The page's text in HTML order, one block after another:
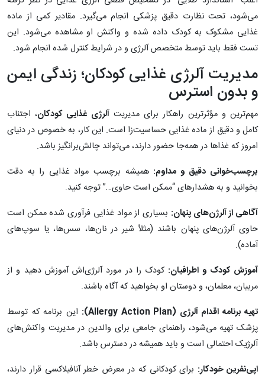
می‌شود، تحت نظارت دقیق پزشکی انجام می‌گیرد. مقادیر کمی از ماده
غذایی مشکوک به کودک داده شده و واکنش او مشاهده می‌شود. این
تست فقط باید توسط متخصص آلرژی و در شرایط کنترل شده انجام شود.
مدیریت آلرژی غذایی کودکان؛ زندگی ایمن
و بدون استرس
مهم‌ترین و مؤثرترین راهکار برای مدیریتآلرژی غذایی کودکان، اجتناب
کامل و دقیق از ماده غذایی حساسیت‌زا است. این کار، به خصوص در دنیای
امروز که غذاها در همه‌جا حضور دارند، می‌تواند چالش‌برانگیز باشد.
برچسب‌خوانی دقیق و مداوم: همیشه برچسب مواد غذایی را به دقت
بخوانید و به هشدارهای “ممکن است حاوی…” توجه کنید.
آگاهی از آلرژن‌های پنهان: بسیاری از مواد غذایی فرآوری شده ممکن است
حاوی آلرژن‌های پنهان باشند (مثلاً شیر در نان‌ها، سس‌ها، یا سوپ‌های
آماده).
آموزش کودک و اطرافیان: کودک را در مورد آلرژی‌اش آموزش دهید و از
مربیان، معلمان، و دوستان او بخواهید که آگاه باشند.
تهیه برنامه اقدام آلرژی (Allergy Action Plan
): این برنامه که توسط
پزشک تهیه می‌شود، راهنمای جامعی برای والدین در مدیریت واکنش‌های
آلرژیک احتمالی است و باید همیشه در دسترس باشد.
اپی‌نفرین خودکار: برای کودکانی که در معرض خطر آنافیلاکسی قرار دارند،